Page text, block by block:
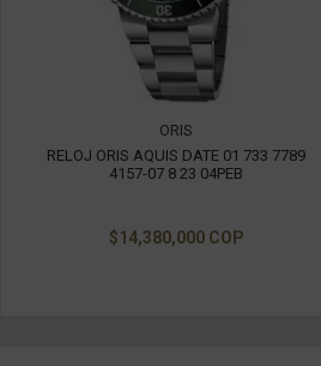
ORIS
RELOJ ORIS AQUIS DATE 01 733 7789
4157-07 8 23 04PEB
$14,380,000 COP